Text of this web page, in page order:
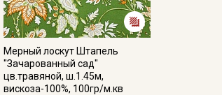
Мерный лоскут Штапель
"Зачарованный сад"
цв.травяной, ш.1.45м,
вискоза-100%, 100гр/м.кв